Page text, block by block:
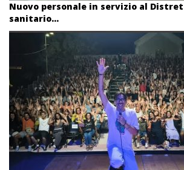
Nuovo personale in servizio al
sanitario...